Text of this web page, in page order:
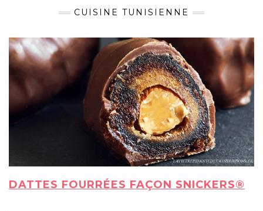
CUISINE TUNISIENNE
DATTES FOURRÉES FAÇON SNICKERS®